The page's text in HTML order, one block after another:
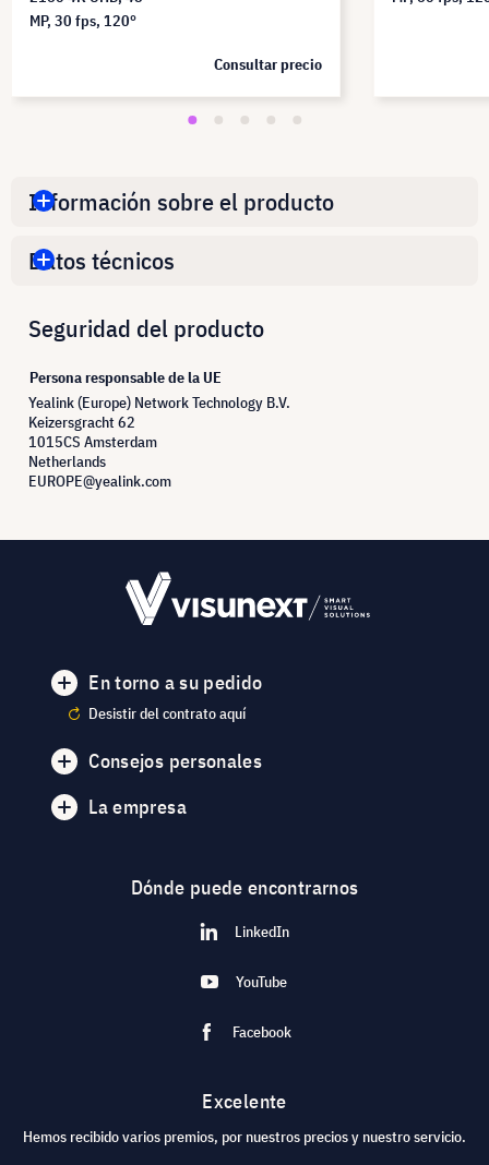
MP, 30 fps, 120°
Consultar precio
Información sobre el producto
Datos técnicos
Seguridad del producto
Persona responsable de la UE
Yealink (Europe) Network Technology B.V.
Keizersgracht 62
1015CS Amsterdam
Netherlands
EUROPE@yealink.com
En torno a su pedido
Desistir del contrato aquí
Consejos personales
La empresa
Dónde puede encontrarnos
LinkedIn
YouTube
Facebook
Excelente
Hemos recibido varios premios, por nuestros precios y nuestro servicio.